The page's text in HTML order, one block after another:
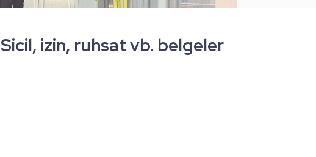
Sicil, izin, ruhsat vb. belgeler